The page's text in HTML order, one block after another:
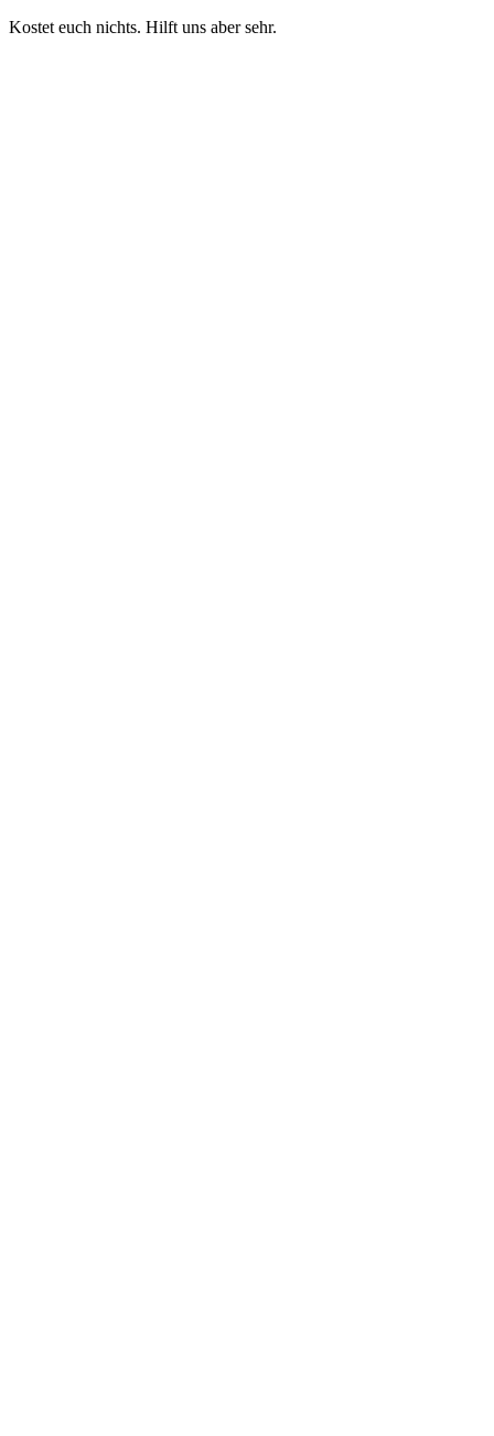
Kostet euch nichts. Hilft uns aber sehr.